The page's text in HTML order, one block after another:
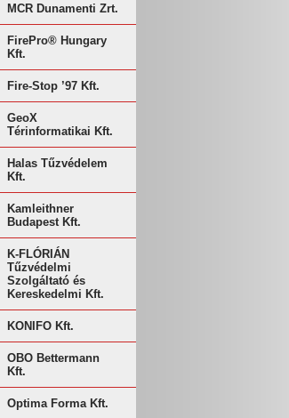
MCR Dunamenti Zrt.
FirePro® Hungary
Kft.
Fire-Stop ’97 Kft.
GeoX
Térinformatikai Kft.
Halas Tűzvédelem
Kft.
Kamleithner
Budapest Kft.
K-FLÓRIÁN
Tűzvédelmi
Szolgáltató és
Kereskedelmi Kft.
KONIFO Kft.
OBO Bettermann
Kft.
Optima Forma Kft.